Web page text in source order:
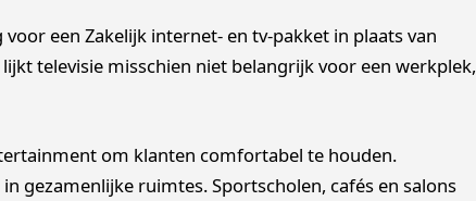
een Zakelijk internet- en tv-pakket in plaats van
televisie misschien niet belangrijk voor een werkplek,
om klanten comfortabel te houden.
gezamenlijke ruimtes. Sportscholen, cafés en salons